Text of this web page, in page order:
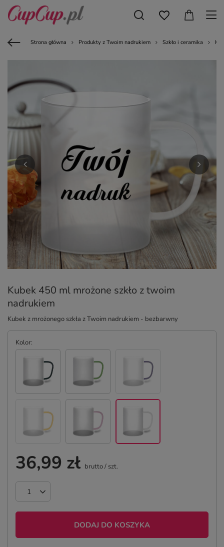
Strona główna Produkty z Twoim nadrukiem Szkło i ceramika
Kubek 450 ml mrożone szkło z twoim
nadrukiem
Kubek z mrożonego szkła z Twoim nadrukiem - bezbarwny
Kolor
36,99 zł brutto/ szt.
DODAJ DO KOSZYKA